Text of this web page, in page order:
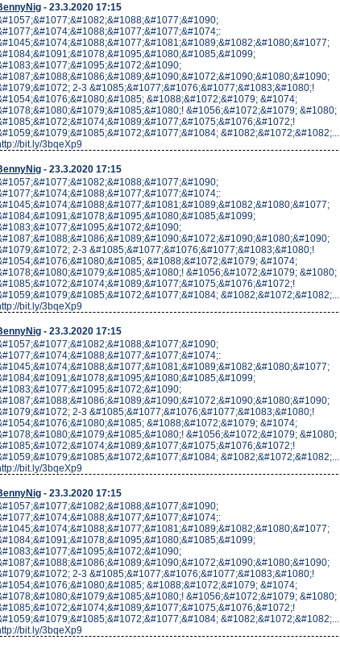
- 23.3.2020 17:15
2-3 &#1085;&#1077;&#1076;&#1077;&#1083;&#1080;!
&#1088;&#1072;&#1079; &#1074;
&#1056;&#1072;&#1079; &#1080;
&#1082;&#1072;&#1082;...
bit.ly/3bqeXp9
- 23.3.2020 17:15
2-3 &#1085;&#1077;&#1076;&#1077;&#1083;&#1080;!
&#1088;&#1072;&#1079; &#1074;
&#1056;&#1072;&#1079; &#1080;
&#1082;&#1072;&#1082;...
bit.ly/3bqeXp9
- 23.3.2020 17:15
2-3 &#1085;&#1077;&#1076;&#1077;&#1083;&#1080;!
&#1088;&#1072;&#1079; &#1074;
&#1056;&#1072;&#1079; &#1080;
&#1082;&#1072;&#1082;...
bit.ly/3bqeXp9
- 23.3.2020 17:15
2-3 &#1085;&#1077;&#1076;&#1077;&#1083;&#1080;!
&#1088;&#1072;&#1079; &#1074;
&#1056;&#1072;&#1079; &#1080;
&#1082;&#1072;&#1082;...
bit.ly/3bqeXp9